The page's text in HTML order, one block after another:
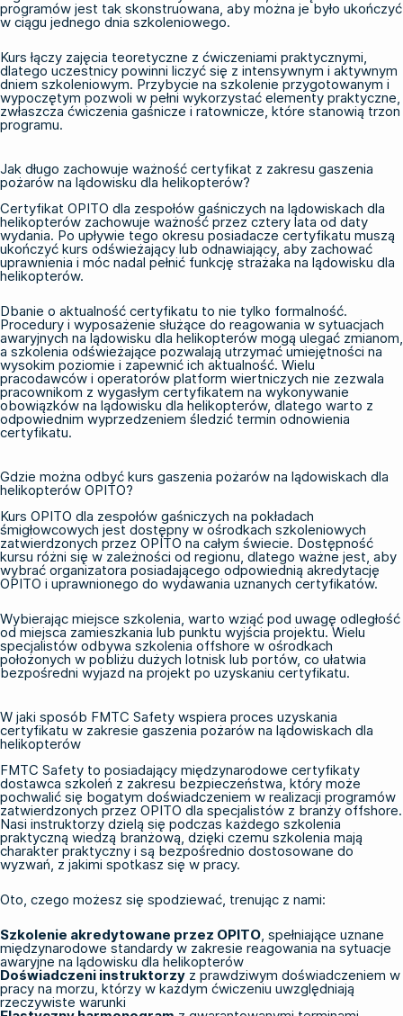
programów jest tak skonstruowana, aby można je było ukończyć
w ciągu jednego dnia szkoleniowego.
Kurs łączy zajęcia teoretyczne z ćwiczeniami praktycznymi,
dlatego uczestnicy powinni liczyć się z intensywnym i aktywnym
dniem szkoleniowym. Przybycie na szkolenie przygotowanym i
wypoczętym pozwoli w pełni wykorzystać elementy praktyczne,
zwłaszcza ćwiczenia gaśnicze i ratownicze, które stanowią trzon
programu.
Jak długo zachowuje ważność certyfikat z zakresu gaszenia
pożarów na lądowisku dla helikopterów?
Certyfikat OPITO dla zespołów gaśniczych na lądowiskach dla
helikopterów zachowuje ważność przez cztery lata od daty
wydania. Po upływie tego okresu posiadacze certyfikatu muszą
ukończyć kurs odświeżający lub odnawiający, aby zachować
uprawnienia i móc nadal pełnić funkcję strażaka na lądowisku dla
helikopterów.
Dbanie o aktualność certyfikatu to nie tylko formalność.
Procedury i wyposażenie służące do reagowania w sytuacjach
awaryjnych na lądowisku dla helikopterów mogą ulegać zmianom,
a szkolenia odświeżające pozwalają utrzymać umiejętności na
wysokim poziomie i zapewnić ich aktualność. Wielu
pracodawców i operatorów platform wiertniczych nie zezwala
pracownikom z wygasłym certyfikatem na wykonywanie
obowiązków na lądowisku dla helikopterów, dlatego warto z
odpowiednim wyprzedzeniem śledzić termin odnowienia
certyfikatu.
Gdzie można odbyć kurs gaszenia pożarów na lądowiskach dla
helikopterów OPITO?
Kurs OPITO dla zespołów gaśniczych na pokładach
śmigłowcowych jest dostępny w ośrodkach szkoleniowych
zatwierdzonych przez OPITO na całym świecie. Dostępność
kursu różni się w zależności od regionu, dlatego ważne jest, aby
wybrać organizatora posiadającego odpowiednią akredytację
OPITO i uprawnionego do wydawania uznanych certyfikatów.
Wybierając miejsce szkolenia, warto wziąć pod uwagę odległość
od miejsca zamieszkania lub punktu wyjścia projektu. Wielu
specjalistów odbywa szkolenia offshore w ośrodkach
położonych w pobliżu dużych lotnisk lub portów, co ułatwia
bezpośredni wyjazd na projekt po uzyskaniu certyfikatu.
W jaki sposób FMTC Safety wspiera proces uzyskania
certyfikatu w zakresie gaszenia pożarów na lądowiskach dla
helikopterów
FMTC Safety to posiadający międzynarodowe certyfikaty
dostawca szkoleń z zakresu bezpieczeństwa, który może
pochwalić się bogatym doświadczeniem w realizacji programów
zatwierdzonych przez OPITO dla specjalistów z branży offshore.
Nasi instruktorzy dzielą się podczas każdego szkolenia
praktyczną wiedzą branżową, dzięki czemu szkolenia mają
charakter praktyczny i są bezpośrednio dostosowane do
wyzwań, z jakimi spotkasz się w pracy.
Oto, czego możesz się spodziewać, trenując z nami:
Szkolenie akredytowane przez OPITO , spełniające uznane
międzynarodowe standardy w zakresie reagowania na sytuacje
awaryjne na lądowisku dla helikopterów
Doświadczeni instruktorzy z prawdziwym doświadczeniem w
pracy na morzu, którzy w każdym ćwiczeniu uwzględniają
rzeczywiste warunki